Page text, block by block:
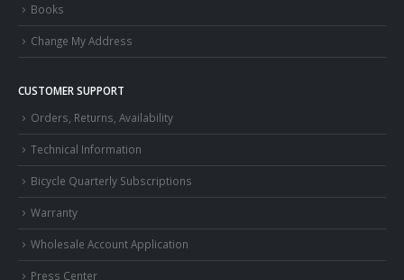
Books
Change My Address
CUSTOMER SUPPORT
Orders, Returns, Availability
Technical Information
Bicycle Quarterly Subscriptions
Warranty
Wholesale Account Application
Press Center